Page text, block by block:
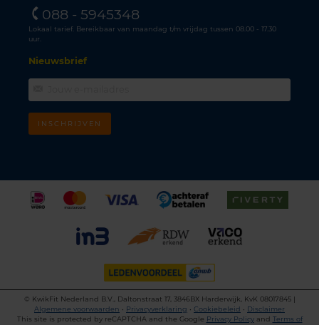
088 - 5945348
Lokaal tarief. Bereikbaar van maandag t/m vrijdag tussen 08.00 - 17.30
uur.
Nieuwsbrief
INSCHRIJVEN
©
KwikFit Nederland B.V., Daltonstraat 17, 3846BX Harderwijk, KvK 08017845 |
Algemene voorwaarden • Privacyverklaring • Cookiebeleid • Disclaimer
This site is protected by reCAPTCHA and the Google Privacy Policyand Terms of